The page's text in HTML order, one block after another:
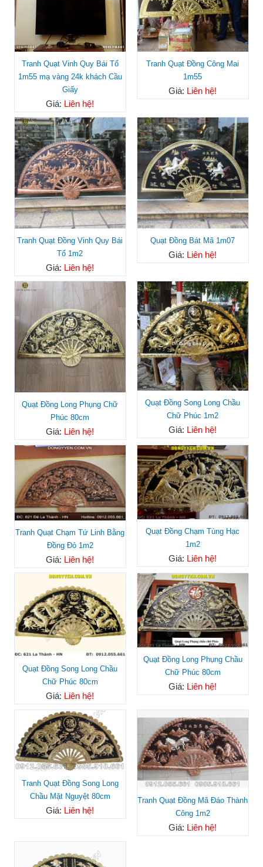
Tranh Quạt Vinh Quy Bái Tổ
1m55 mạ vàng 24k khách Cầu
Giấy
Giá: Liên hệ!
Tranh Quạt Đồng Công Mai
1m55
Giá: Liên hệ!
Tranh Quạt Đồng Vinh Quy Bái
Tổ 1m2
Giá: Liên hệ!
Quạt Đồng Bát Mã 1m07
Giá: Liên hệ!
Quạt Đồng Long Phụng Chữ
Phúc 80cm
Giá: Liên hệ!
Quạt Đồng Song Long Chầu
Chữ Phúc 1m2
Giá: Liên hệ!
Tranh Quạt Chạm Tứ Linh Bằng
Đồng Đỏ 1m2
Giá: Liên hệ!
Quạt Đồng Chạm Tùng Hạc
1m2
Giá: Liên hệ!
Quạt Đồng Song Long Chầu
Chữ Phúc 80cm
Giá: Liên hệ!
Quạt Đồng Long Phụng Chầu
Chữ Phúc 80cm
Giá: Liên hệ!
Tranh Quạt Đồng Song Long
Chầu Mặt Nguyệt 80cm
Giá: Liên hệ!
Tranh Quạt Đồng Mã Đáo Thành
Công 1m2
Giá: Liên hệ!